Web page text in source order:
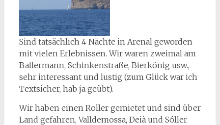
Sind tatsächlich 4 Nächte in Arenal geworden
mit vielen Erlebnissen. Wir waren zweimal am
Ballermann, Schinkenstraße, Bierkönig usw.,
sehr interessant und lustig (zum Glück war ich
Textsicher, hab ja geübt).
Wir haben einen Roller gemietet und sind über
Land gefahren, Valldemossa, Deià und Sóller